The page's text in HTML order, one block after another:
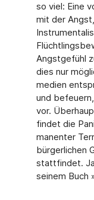
so viel: Eine
mit der
Angstgefühl
dies nur
medien
und
vor.
findet die
manenter
bürgerlichen
stattfindet.
seinem Buch